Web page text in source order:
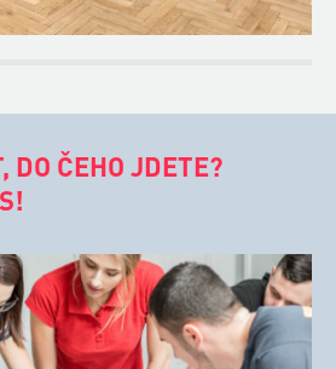
DO ČEHO JDETE?